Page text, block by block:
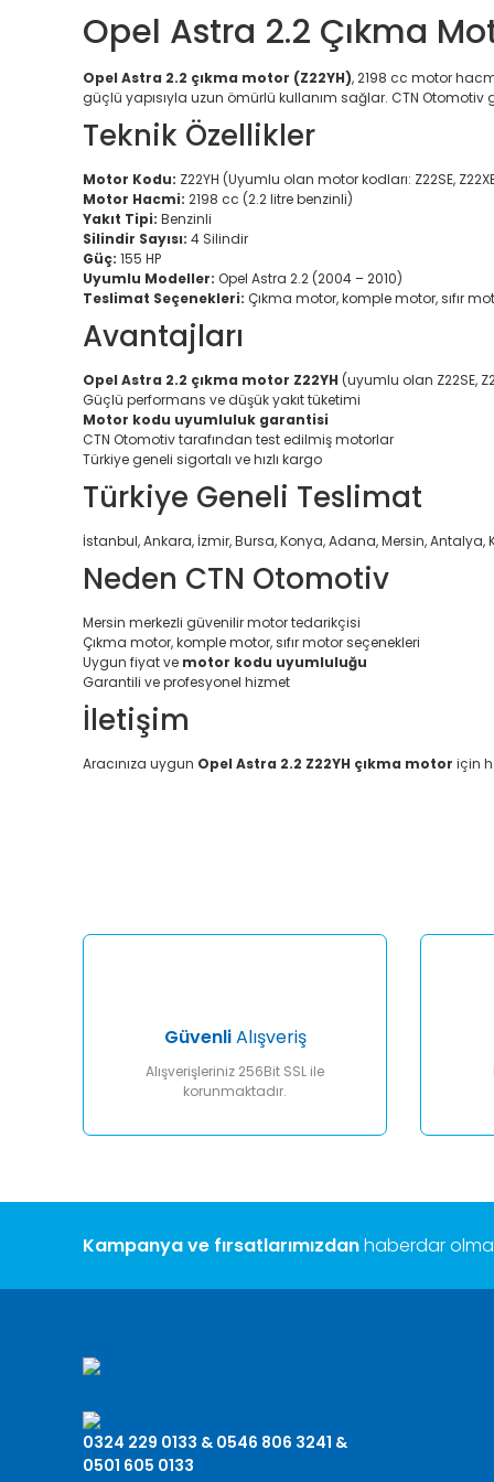
Opel Astra 2.2 Çıkma
Opel Astra 2.2 çıkma motor (Z22YH), 2198 cc motor
güçlü yapısıyla uzun ömürlü kullanım sağlar. CTN
Teknik Özellikler
Motor Kodu: Z22YH (Uyumlu olan motor kodları: Z22SE,
Motor Hacmi: 2198 cc (2.2 litre benzinli)
Yakıt Tipi: Benzinli
Silindir Sayısı: 4 Silindir
Güç: 155 HP
Uyumlu Modeller: Opel Astra 2.2 (2004 – 2010)
Teslimat Seçenekleri: Çıkma motor, komple motor, sıfır
Avantajları
Opel Astra 2.2 çıkma motor Z22YH (uyumlu olan Z22SE,
Güçlü performans ve düşük yakıt tüketimi
Motor kodu uyumluluk garantisi
CTN Otomotiv tarafından test edilmiş motorlar
Türkiye geneli sigortalı ve hızlı kargo
Türkiye Geneli Teslimat
İstanbul, Ankara, İzmir, Bursa, Konya, Adana, Mersin,
Neden CTN Otomotiv
Mersin merkezli güvenilir motor tedarikçisi
Çıkma motor, komple motor, sıfır motor seçenekleri
Uygun fiyat ve motor kodu uyumluluğu
Garantili ve profesyonel hizmet
İletişim
Aracınıza uygun Opel Astra 2.2 Z22YH çıkma motor için
Ürün bilgilerinde hatalar bulunuyor.
GüvenliAlışveriş
Alışverişleriniz 256Bit SSL ile
korunmaktadır.
Kampanya ve fırsatlarımızdanhaberdar
0324 229 0133 & 0546 806 3241 &
0501 605 0133